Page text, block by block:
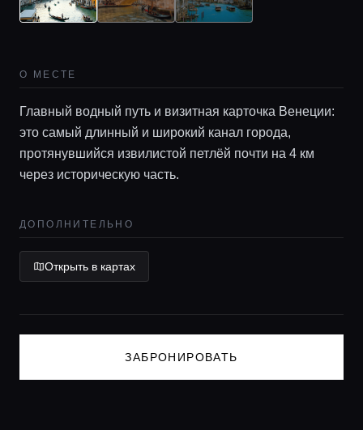
Главная
Локации
Гиды
Консьерж сервис
Lifestyle журнал
О МЕСТЕ
Главный водный путь и визитная карточка Венеции:
это самый длинный и широкий канал города,
протянувшийся извилистой петлёй почти на 4 км
через историческую часть.
ДОПОЛНИТЕЛЬНО
Открыть в картах
ЗАБРОНИРОВАТЬ